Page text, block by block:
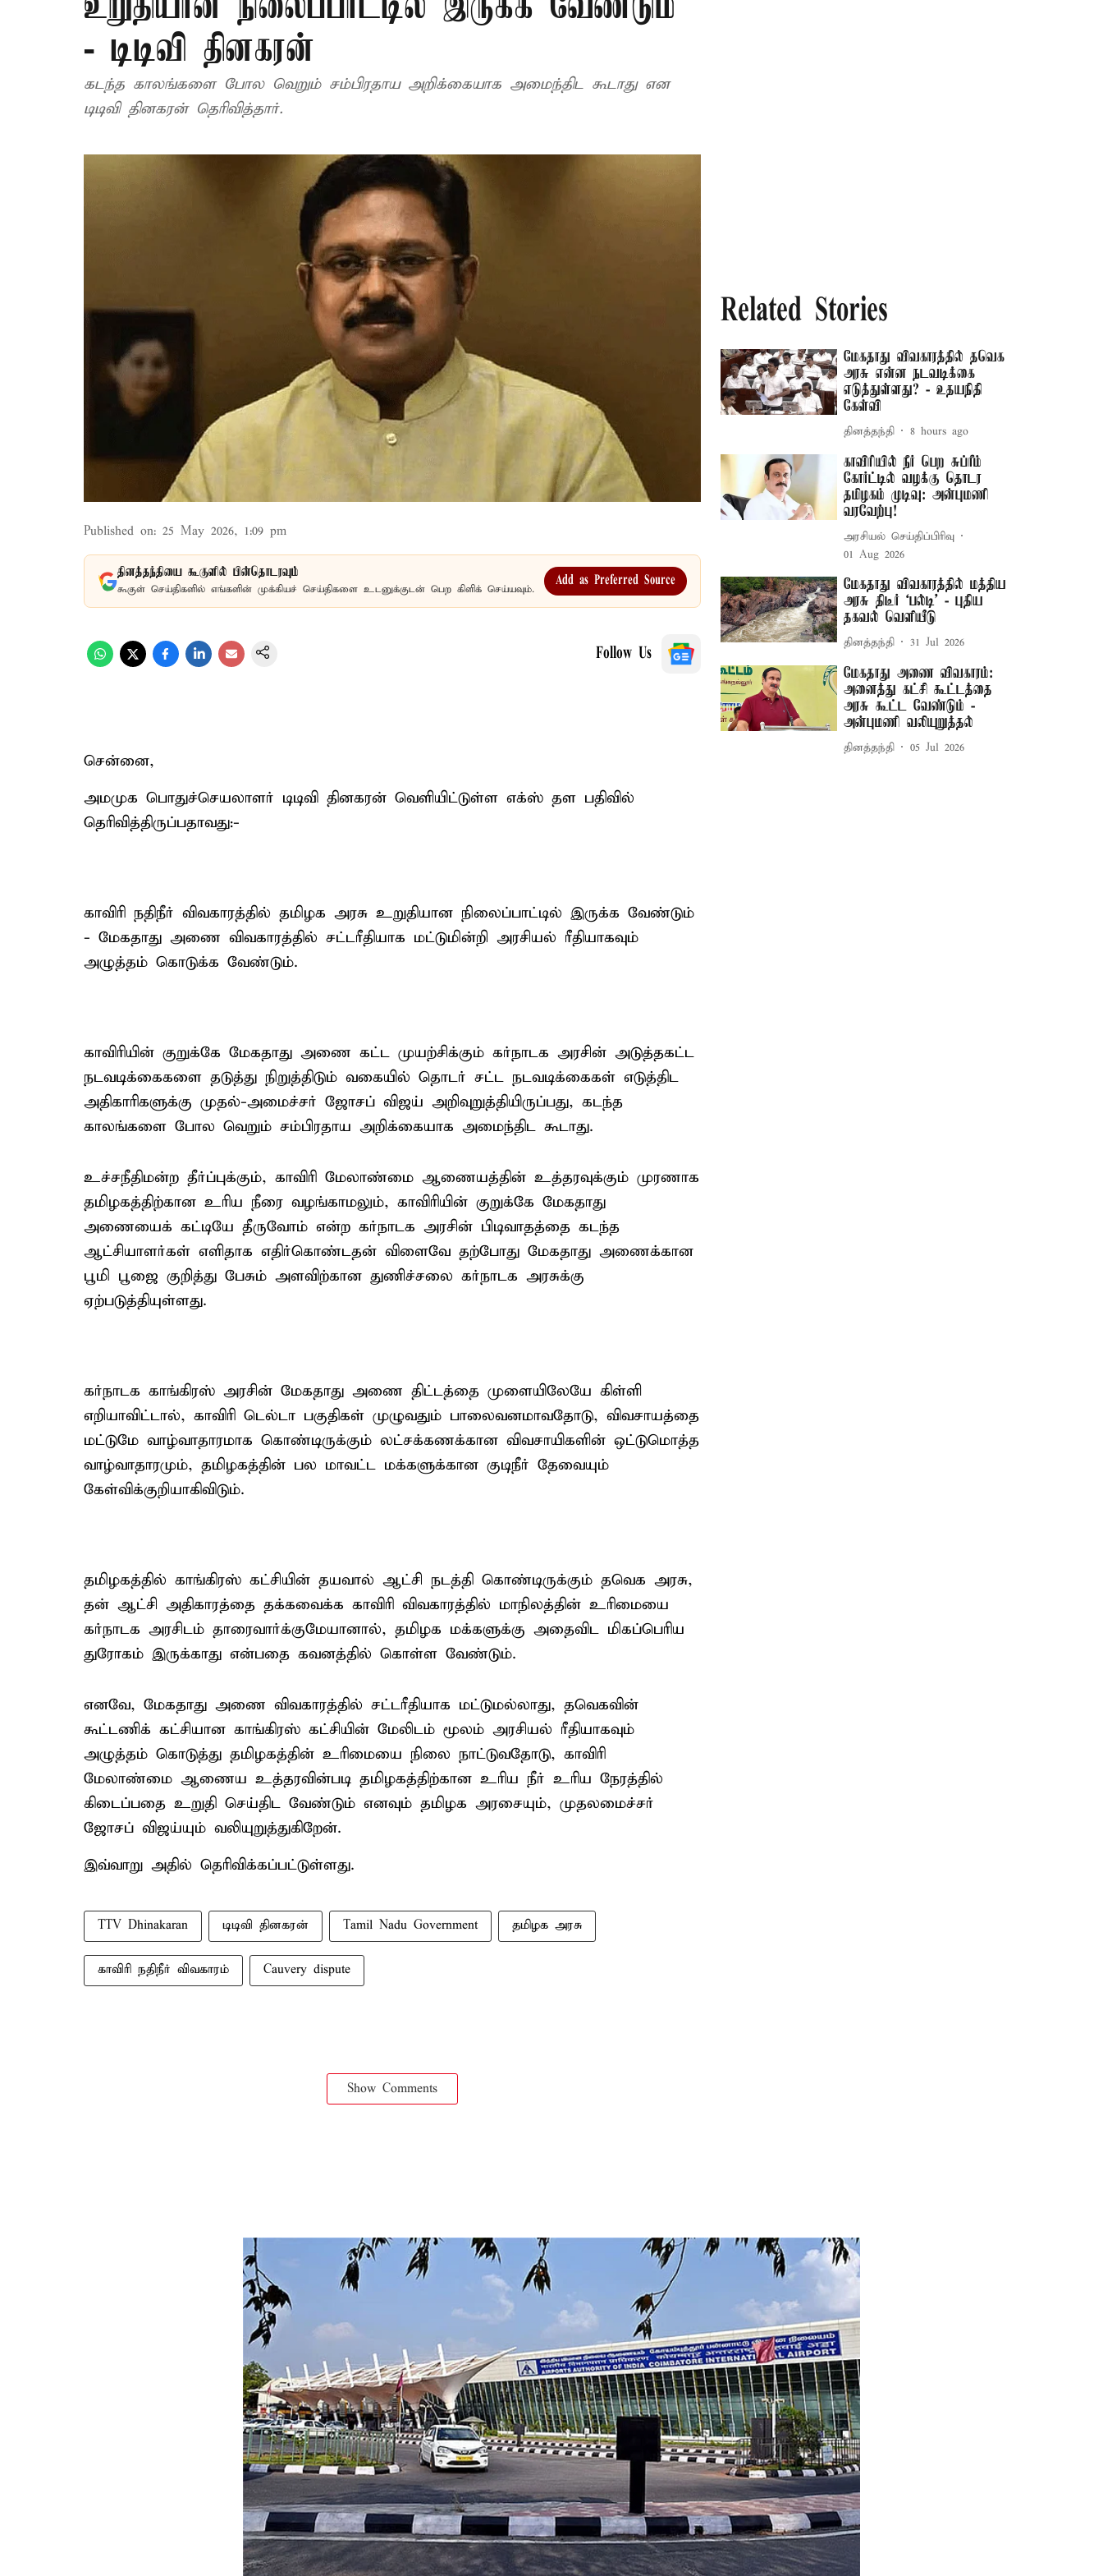
- டிடிவி தினகரன்
கடந்த காலங்களை போல வெறும் சம்பிரதாய அறிக்கையாக அமைந்திட கூடாது என
டிடிவி தினகரன் தெரிவித்தார்.
Published on: 25 May 2026, 1:09 pm
தினத்தந்தியை கூகுளில் பின்தொடரவும்
கூகுள் செய்திகளில் எங்களின் முக்கியச் செய்திகளை உடனுக்குடன் பெற கிளிக் செய்யவும்.
Add as Preferred Source
Follow Us
சென்னை,
அமமுக பொதுச்செயலாளர் டிடிவி தினகரன் வெளியிட்டுள்ள எக்ஸ் தள பதிவில்
தெரிவித்திருப்பதாவது:-
காவிரி நதிநீர் விவகாரத்தில் தமிழக அரசு உறுதியான நிலைப்பாட்டில் இருக்க வேண்டும்
- மேகதாது அணை விவகாரத்தில் சட்டரீதியாக மட்டுமின்றி அரசியல் ரீதியாகவும்
அழுத்தம் கொடுக்க வேண்டும்.
காவிரியின் குறுக்கே மேகதாது அணை கட்ட முயற்சிக்கும் கர்நாடக அரசின் அடுத்தகட்ட
நடவடிக்கைகளை தடுத்து நிறுத்திடும் வகையில் தொடர் சட்ட நடவடிக்கைகள் எடுத்திட
அதிகாரிகளுக்கு முதல்-அமைச்சர் ஜோசப் விஜய் அறிவுறுத்தியிருப்பது, கடந்த
காலங்களை போல வெறும் சம்பிரதாய அறிக்கையாக அமைந்திட கூடாது.
உச்சநீதிமன்ற தீர்ப்புக்கும், காவிரி மேலாண்மை ஆணையத்தின் உத்தரவுக்கும் முரணாக
தமிழகத்திற்கான உரிய நீரை வழங்காமலும், காவிரியின் குறுக்கே மேகதாது
அணையைக் கட்டியே தீருவோம் என்ற கர்நாடக அரசின் பிடிவாதத்தை கடந்த
ஆட்சியாளர்கள் எளிதாக எதிர்கொண்டதன் விளைவே தற்போது மேகதாது அணைக்கான
பூமி பூஜை குறித்து பேசும் அளவிற்கான துணிச்சலை கர்நாடக அரசுக்கு
ஏற்படுத்தியுள்ளது.
கர்நாடக காங்கிரஸ் அரசின் மேகதாது அணை திட்டத்தை முளையிலேயே கிள்ளி
எறியாவிட்டால், காவிரி டெல்டா பகுதிகள் முழுவதும் பாலைவனமாவதோடு, விவசாயத்தை
மட்டுமே வாழ்வாதாரமாக கொண்டிருக்கும் லட்சக்கணக்கான விவசாயிகளின் ஒட்டுமொத்த
வாழ்வாதாரமும், தமிழகத்தின் பல மாவட்ட மக்களுக்கான குடிநீர் தேவையும்
கேள்விக்குறியாகிவிடும்.
தமிழகத்தில் காங்கிரஸ் கட்சியின் தயவால் ஆட்சி நடத்தி கொண்டிருக்கும் தவெக அரசு,
தன் ஆட்சி அதிகாரத்தை தக்கவைக்க காவிரி விவகாரத்தில் மாநிலத்தின் உரிமையை
கர்நாடக அரசிடம் தாரைவார்க்குமேயானால், தமிழக மக்களுக்கு அதைவிட மிகப்பெரிய
துரோகம் இருக்காது என்பதை கவனத்தில் கொள்ள வேண்டும்.
எனவே, மேகதாது அணை விவகாரத்தில் சட்டரீதியாக மட்டுமல்லாது, தவெகவின்
கூட்டணிக் கட்சியான காங்கிரஸ் கட்சியின் மேலிடம் மூலம் அரசியல் ரீதியாகவும்
அழுத்தம் கொடுத்து தமிழகத்தின் உரிமையை நிலை நாட்டுவதோடு, காவிரி
மேலாண்மை ஆணைய உத்தரவின்படி தமிழகத்திற்கான உரிய நீர் உரிய நேரத்தில்
கிடைப்பதை உறுதி செய்திட வேண்டும் எனவும் தமிழக அரசையும், முதலமைச்சர்
ஜோசப் விஜய்யும் வலியுறுத்துகிறேன்.
இவ்வாறு அதில் தெரிவிக்கப்பட்டுள்ளது.
TTV Dhinakaran டிடிவி தினகரன் Tamil Nadu Government தமிழக அரசு
காவிரி நதிநீர் விவகாரம் Cauvery dispute
Show Comments
Related Stories
மேகதாது விவகாரத்தில் தவெக
அரசு என்ன நடவடிக்கை
எடுத்துள்ளது? - உதயநிதி
கேள்வி
தினத்தந்தி 8 hours ago
காவிரியில் நீர் பெற சுப்ரீம்
கோர்ட்டில் வழக்கு தொடர
தமிழகம் முடிவு: அன்புமணி
வரவேற்பு!
அரசியல் செய்திப்பிரிவு
01 Aug 2026
மேகதாது விவகாரத்தில் மத்திய
அரசு திடீர் ‘பல்டி’ - புதிய
தகவல் வெளியீடு
தினத்தந்தி 31 Jul 2026
மேகதாது அணை விவகாரம்:
அனைத்து கட்சி கூட்டத்தை
அரசு கூட்ட வேண்டும் -
அன்புமணி வலியுறுத்தல்
தினத்தந்தி 05 Jul 2026